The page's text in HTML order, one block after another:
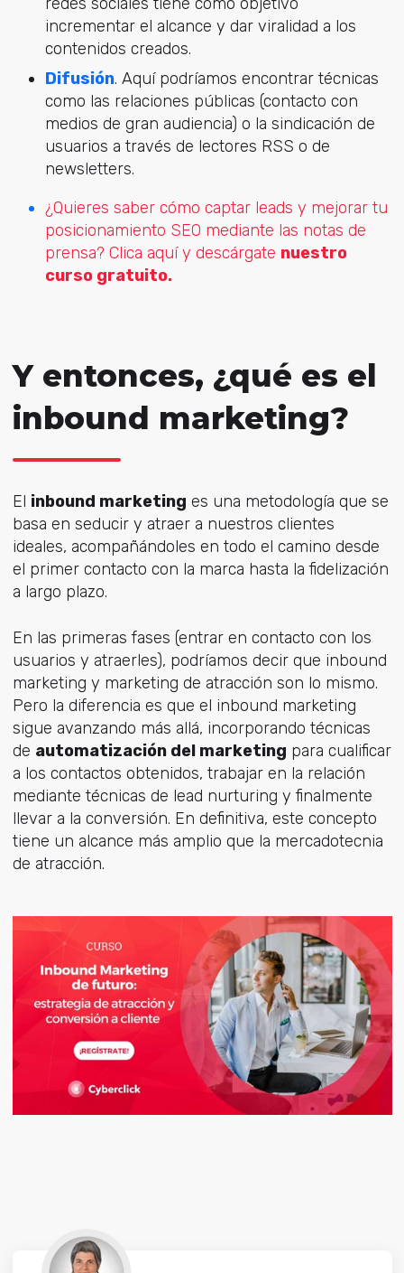
incrementar el alcance y dar viralidad a los
contenidos creados.
Difusión. Aquí podríamos encontrar técnicas
como las relaciones públicas (contacto con
medios de gran audiencia) o la sindicación de
usuarios a través de lectores RSS o de
newsletters.
¿Quieres saber cómo captar leads y mejorar tu
posicionamiento SEO mediante las notas de
prensa? Clica aquí y descárgate nuestro
curso gratuito.
Y entonces, ¿qué es el
inbound marketing?
El inbound marketing es una metodología que se
basa en seducir y atraer a nuestros clientes
ideales, acompañándoles en todo el camino desde
el primer contacto con la marca hasta la fidelización
a largo plazo.
En las primeras fases (entrar en contacto con los
usuarios y atraerles), podríamos decir que inbound
marketing y marketing de atracción son lo mismo.
Pero la diferencia es que el inbound marketing
sigue avanzando más allá, incorporando técnicas
de automatización del marketing para cualificar
a los contactos obtenidos, trabajar en la relación
mediante técnicas de lead nurturing y finalmente
llevar a la conversión. En definitiva, este concepto
tiene un alcance más amplio que la mercadotecnia
de atracción.